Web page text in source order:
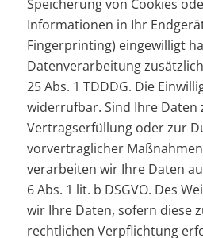
Speicherung von Cookies
Informationen in Ihr
Fingerprinting) eingewilligt
Datenverarbeitung
25 Abs. 1 TDDDG. Die
widerrufbar. Sind Ihre Daten
Vertragserfüllung oder zur
vorvertraglicher
verarbeiten wir Ihre Daten
6 Abs. 1 lit. b DSGVO. Des
wir Ihre Daten, sofern diese
rechtlichen Verpflichtung